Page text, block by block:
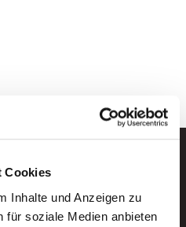
Cookies
Inhalte und Anzeigen zu
für soziale Medien anbieten
per E-Mail.